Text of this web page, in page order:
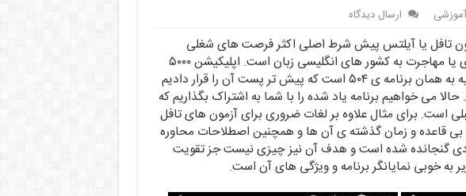
آموزشی ارسال دیدگاه
تافل یا آیلتس پیش شرط اصلی اکثر فرصت های شغلی
شرکت های معتبر و یا اقدام برای اپلای یا مهاجرت به کشور های انگلیسی زبان است. اپلیکیشن ۵۰۰۰
لغات ضروری آزمون آیلتس چیزی شبیه به همان برنامه ی ۵۰۴ است که پیش تر پست آن را قرار دادیم
می خواهیم برنامه یاد شده را با شما به اشتراک بگذاریم که
است. برای مثال علاوه بر لغات ضروری برای آزمون های تافل
قاعده و زمان گذشته ی آن ها و همچنین اصطلاحات محاوره
گنجانده شده است و هدف آن نیز چیزی نیست جز تقویت
به خوبی نمایانگر برنامه و ویژگی های آن است.